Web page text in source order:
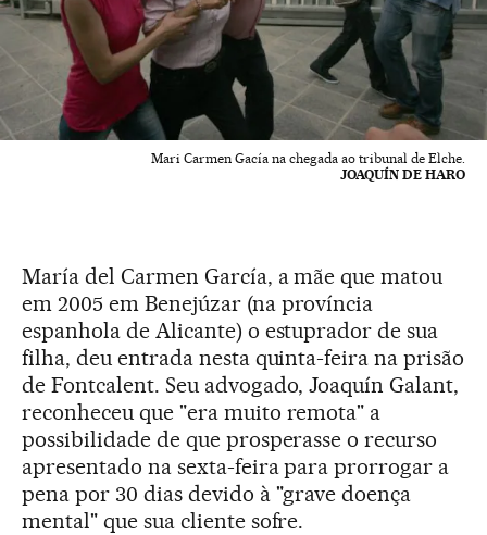
Mari Carmen Gacía na chegada ao tribunal de Elche.
JOAQUÍN DE HARO
María del Carmen García, a mãe que matou
em 2005 em Benejúzar (na província
espanhola de Alicante) o estuprador de sua
filha, deu entrada nesta quinta-feira na prisão
de Fontcalent. Seu advogado, Joaquín Galant,
reconheceu que "era muito remota" a
possibilidade de que prosperasse o recurso
apresentado na sexta-feira para prorrogar a
pena por 30 dias devido à "grave doença
mental" que sua cliente sofre.